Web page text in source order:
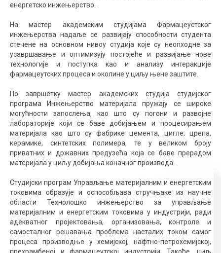
енергетско инжењерство.
На мастер академским студијама Фармацеустског
инжењерства надаље се развијају способности студента
стечене на основном нивоу студија које су неопходне за
усавршавање и оптимизују постојеће и развијање нове
технологије и поступка као и анализу интеракције
фармацеутских процеса и околине у циљу њене заштите.
По завршетку мастер академских студија студијског
програма Инжењерство материјала пружају се широке
могућности запослења, као што су погони и развојне
лабораторије који се баве добијањем и процесирањем
материјала као што су фабрике цемента, цигле, црепа,
керамике, синтетских полимера, те у великом броју
приватних и државних предузећа која се баве прерадом
материјала у циљу добијања коначног производа.
Студијски програм Управљање материјалним и енергетским
токовима образује и оспособљава стручњаке из научне
области Технолошко инжењерство за управљање
материјалним и енергетским токовима у индустрији, ради
адекватног пројектовања, организовања, контроле и
самосталног решавања проблема насталих током самог
процеса производње у хемијској, нафтно-петрохемијској,